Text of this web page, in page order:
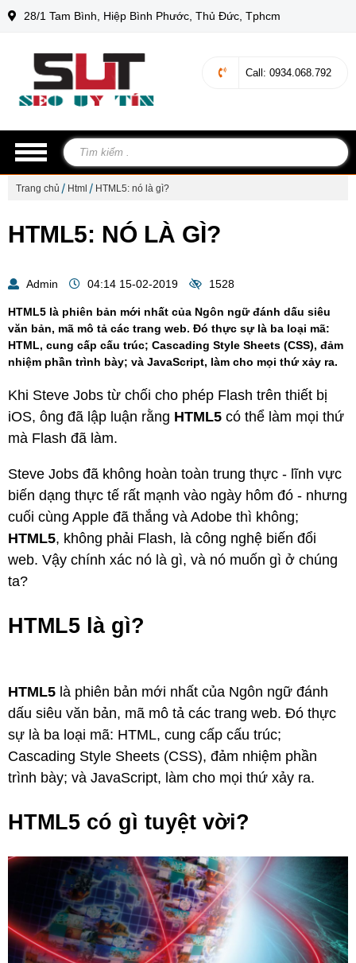
Trang chủ Html HTML5: nó là gì?
HTML5: NÓ LÀ GÌ?
Admin 04:14 15-02-2019 1528
HTML5 là phiên bản mới nhất của Ngôn ngữ đánh dấu siêu
văn bản, mã mô tả các trang web. Đó thực sự là ba loại mã:
HTML, cung cấp cấu trúc; Cascading Style Sheets (CSS), đảm
nhiệm phần trình bày; và JavaScript, làm cho mọi thứ xảy ra.
Khi Steve Jobs từ chối cho phép Flash trên thiết bị
iOS, ông đã lập luận rằng HTML5 có thể làm mọi thứ
mà Flash đã làm.
Steve Jobs đã không hoàn toàn trung thực - lĩnh vực
biến dạng thực tế rất mạnh vào ngày hôm đó - nhưng
cuối cùng Apple đã thắng và Adobe thì không;
HTML5, không phải Flash, là công nghệ biến đổi
web. Vậy chính xác nó là gì, và nó muốn gì ở chúng
ta?
HTML5 là gì?
HTML5 là phiên bản mới nhất của Ngôn ngữ đánh
dấu siêu văn bản, mã mô tả các trang web. Đó thực
sự là ba loại mã: HTML, cung cấp cấu trúc;
Cascading Style Sheets (CSS), đảm nhiệm phần
trình bày; và JavaScript, làm cho mọi thứ xảy ra.
HTML5 có gì tuyệt vời?
28/1 Tam Bình, Hiệp Bình Phước, Thủ Đức, Tphcm
Call : 0934.068.792